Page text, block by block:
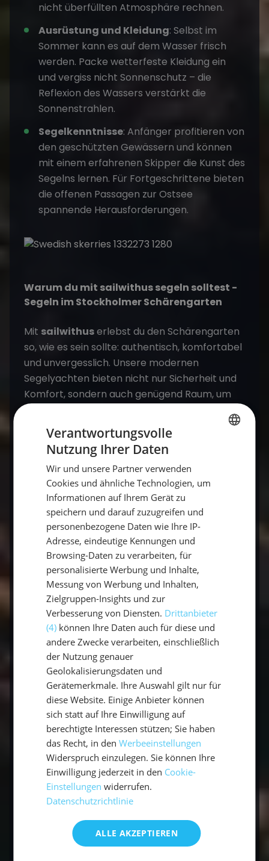
nicht überfüllten Atmosphäre rechnen.
Ausrüstung und Kleidung: Selbst im
Sommer kann es auf dem Wasser frisch
werden. Packe wetterfeste Kleidung ein
und vergiss nicht Sonnenschutz – die
Reflexion des Wassers verstärkt die
Sonnenstrahlen.
Segelkenntnisse: Anfänger profitieren von
den geschützten Gewässern und können
mit einem erfahrenen Skipper die Kunst des
Segelns lernen. Für Fortgeschrittene bieten
die offenen Passagen zur Ostsee
spannende Herausforderungen.
Warum du mit sailwithus segeln solltest -
Segeln im Stockholmer Schärengarten
Mit sailwithuserlebst du den Schärengarten
so, wie es sein sollte: authentisch, komfortabel
und unvergesslich. Unsere modernen
Segelyachten bieten nicht nur Sicherheit und
Komfort, sondern auch genügend Raum, um
die Freiheit des Segelns zu spüren. Egal, ob du
dich aktiv beteiligen oder einfach nur
entspannen möchtest – bei uns bist du genau
richtig.
Entdecke den Stockholmer Schärengarten
mit sailwithus
Bist du bereit, den Stockholmer
Schärengarten selbst zu erleben? Setz die
Segel und entdecke die Schönheit dieser
einzigartigen Inselwelt. Egal, ob du einen
Kurztrip oder eine längere Segelreise planst –
wir machen deinen Traum wahr. Melde dich
noch heute bei uns und sichere dir deinen Platz
an Bord einer unserer Segelyachten.
Dein Abenteuer beginnt hier!
Jetzt buchen
Häufige Fragen zum Stockholmer
Schärengarten
Wo liegt der Stockholmer Schärengarten?
Vor Stockholm in der Ostsee – ein Labyrinth
Verantwortungsvolle
Nutzung Ihrer Daten
Wir und unsere Partner verwenden
Cookies und ähnliche Technologien, um
Informationen auf Ihrem Gerät zu
speichern und darauf zuzugreifen und
personenbezogene Daten wie Ihre IP-
Adresse, eindeutige Kennungen und
Browsing-Daten zu verarbeiten, für
personalisierte Werbung und Inhalte,
Messung von Werbung und Inhalten,
Zielgruppen-Insights und zur
Verbesserung von Diensten. Drittanbieter
(4) können Ihre Daten auch für diese und
andere Zwecke verarbeiten, einschließlich
der Nutzung genauer
Geolokalisierungsdaten und
Gerätemerkmale. Ihre Auswahl gilt nur für
diese Website. Einige Anbieter können
sich statt auf Ihre Einwilligung auf
berechtigte Interessen stützen; Sie haben
das Recht, in denWerbeeinstellungen
Widerspruch einzulegen. Sie können Ihre
Einwilligung jederzeit in den Cookie-
Einstellungen widerrufen.
Datenschutzrichtlinie
ALLE AKZEPTIEREN